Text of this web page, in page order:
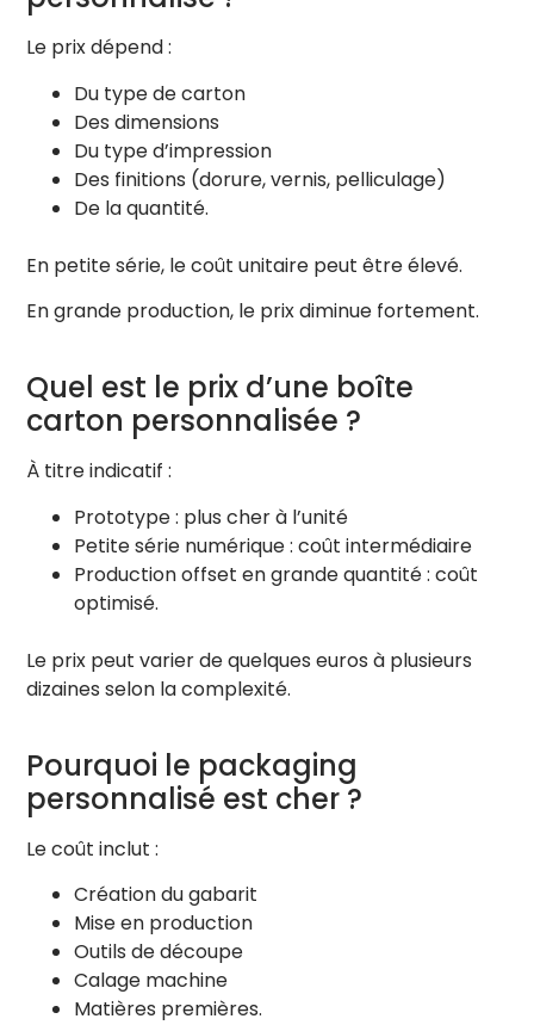
Le prix dépend :
Du type de carton
Des dimensions
Du type d’impression
Des finitions (dorure, vernis, pelliculage)
De la quantité.
En petite série, le coût unitaire peut être élevé.
En grande production, le prix diminue fortement.
Quel est le prix d’une boîte
carton personnalisée ?
À titre indicatif :
Prototype : plus cher à l’unité
Petite série numérique : coût intermédiaire
Production offset en grande quantité : coût
optimisé.
Le prix peut varier de quelques euros à plusieurs
dizaines selon la complexité.
Pourquoi le packaging
personnalisé est cher ?
Le coût inclut :
Création du gabarit
Mise en production
Outils de découpe
Calage machine
Matières premières.